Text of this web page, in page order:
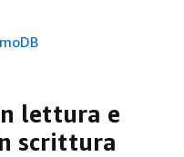
lettura e
scrittura